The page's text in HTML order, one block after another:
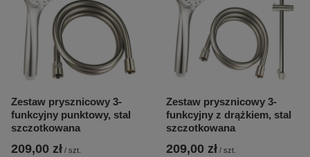
Zestaw prysznicowy 3-
funkcyjny punktowy, stal
szczotkowana
209,00 zł / szt.
Zestaw prysznicowy 3-
funkcyjny z drążkiem, stal
szczotkowana
209,00 zł / szt.